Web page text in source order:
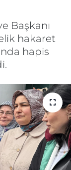
Başkanı
hakaret
hapis